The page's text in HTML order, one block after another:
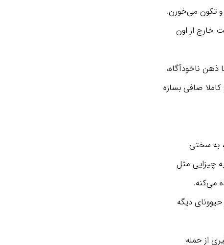
و تکون می‌خورن.
خارج از اون
ناخودآگاه،
صافی بسازه
به سختی
چیزایی مثل
می‌کنه.
دیگه
از حمله